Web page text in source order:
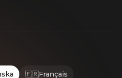
🇫🇷Français